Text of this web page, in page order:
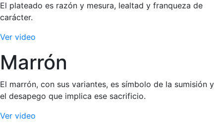
El plateado es razón y mesura, lealtad y franqueza de
carácter.
Ver video
Marrón
El marrón, con sus variantes, es símbolo de la sumisión y
el desapego que implica ese sacrificio.
Ver video